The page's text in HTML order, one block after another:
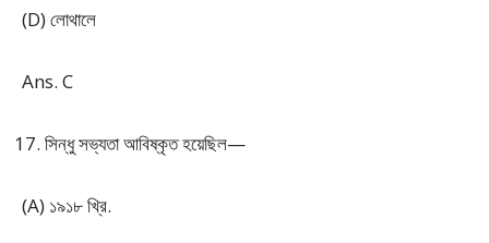
(D) লোথালে
Ans. C
সিন্ধু সভ্যতা আবিষ্কৃত হয়েছিল—
(A) ১৯১৮ খ্রি.